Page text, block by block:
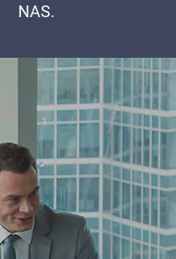
NAS.